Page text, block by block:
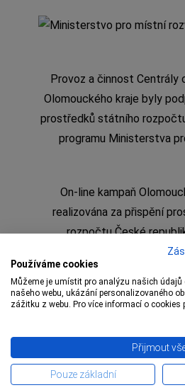
Provoz a činnost Centrály
Olomouckého kraje byly
prostředků státního
programu Ministerstva
On-line kampaň
realizována za přispění
rozpočtu České
Ministerstva pro
Copyright © 2009 – 1
cestovního ruchu
Používáme cookies
Můžeme je umístit pro analýzu našich
našeho webu, ukázání personalizovaného
zážitku z webu. Pro více informací o cookies
Přijmout
Pouze základní